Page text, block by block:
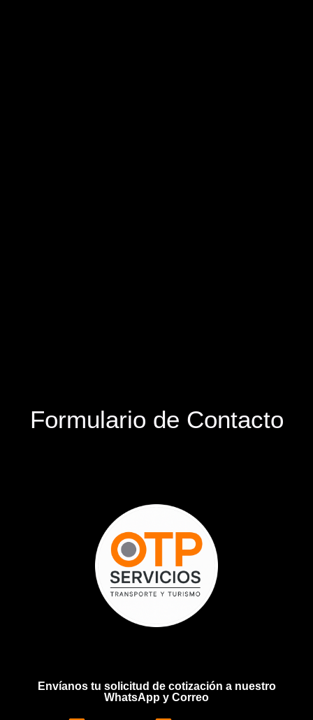
Formulario de Contacto
Envíanos tu solicitud de cotización a nuestro
WhatsApp y Correo